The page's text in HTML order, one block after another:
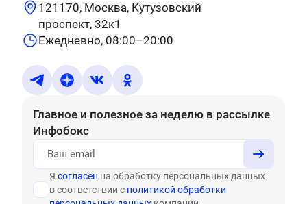
121170, Москва, Кутузовский
проспект, 32к1
Ежедневно, 08:00–20:00
Главное и полезное за неделю в рассылке
Инфобокс
Я согласен на обработку персональных данных
в соответствии с политикой обработки